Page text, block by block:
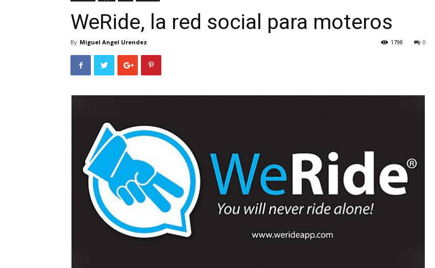
WeRide, la red social para moteros
By Miguel Angel Urendez 0
1798